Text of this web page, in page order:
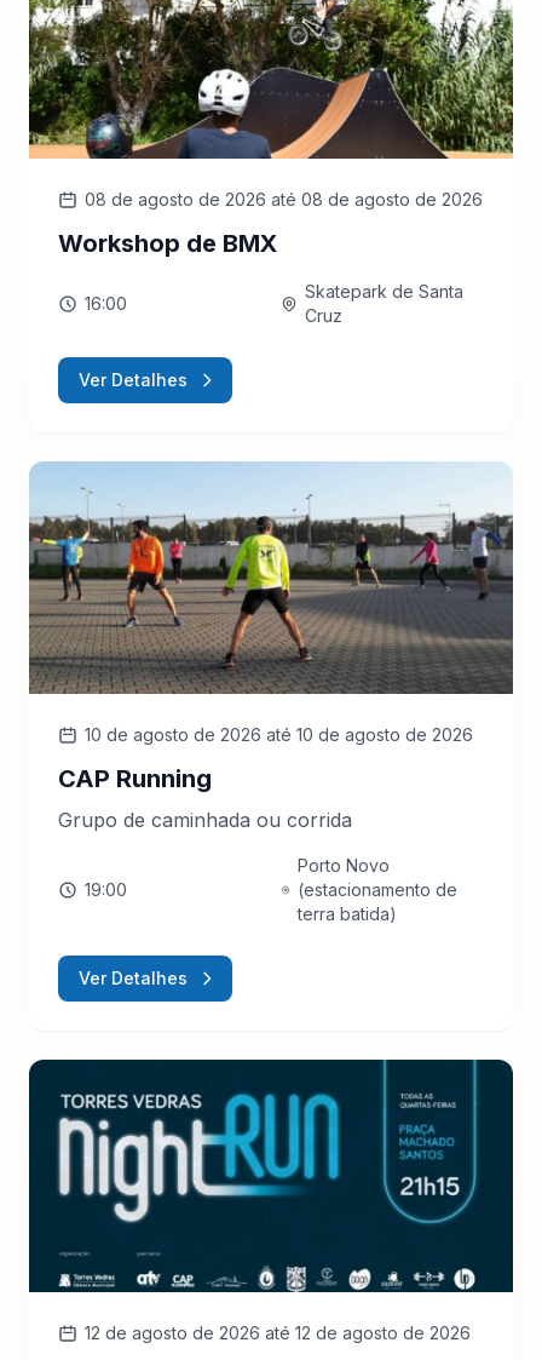
08 de agosto de 2026 até 08 de agosto de 2026
Workshop de BMX
16:00
Skatepark de Santa
Cruz
Ver Detalhes
10 de agosto de 2026 até 10 de agosto de 2026
CAP Running
Grupo de caminhada ou corrida
19:00
Porto Novo
(estacionamento de
terra batida)
Ver Detalhes
12 de agosto de 2026 até 12 de agosto de 2026